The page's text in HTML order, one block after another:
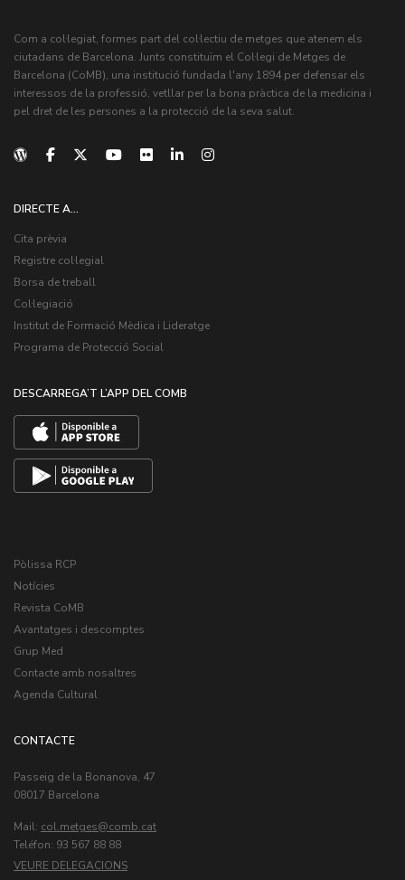
Com a col·legiat, formes part del col·lectiu de metges que atenem els
ciutadans de Barcelona. Junts constituïm el Col·legi de Metges de
Barcelona (CoMB), una institució fundada l'any 1894 per defensar els
interessos de la professió, vetllar per la bona pràctica de la medicina i
pel dret de les persones a la protecció de la seva salut.
DIRECTE A...
Cita prèvia
Registre col·legial
Borsa de treball
Col·legiació
Institut de Formació Mèdica i Lideratge
Programa de Protecció Social
DESCARREGA’T L’APP DEL COMB
Pòlissa RCP
Notícies
Revista CoMB
Avantatges i descomptes
Grup Med
Contacte amb nosaltres
Agenda Cultural
CONTACTE
Passeig de la Bonanova, 47
08017 Barcelona
Mail: col.metges
Teléfon: 93 567 88 88
VEURE DELEGACIONS